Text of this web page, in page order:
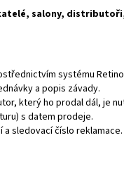
salony,
systému
a popis závady.
který ho prodal dál, je
s datem prodeje.
sledovací číslo reklamace.